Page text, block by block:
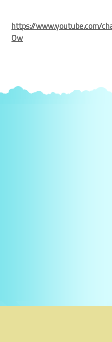
https://www.youtube.com/
Ow